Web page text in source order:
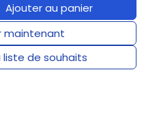
Ajouter au panier
maintenant
liste de souhaits